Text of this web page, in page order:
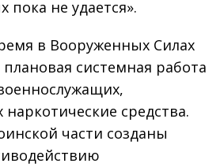
пока не удается».
в Вооруженных Силах
плановая системная работа
средства.
части созданы